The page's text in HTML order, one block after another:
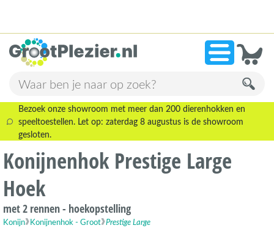
»13.945 beoordelingen!
Bezoek onze showroom met meer dan 200 dierenhokken en
speeltoestellen. Let op: zaterdag 8 augustus is de showroom
gesloten.
Konijnenhok Prestige Large
Hoek
met 2 rennen - hoekopstelling
Konijn Konijnenhok - Groot Prestige Large